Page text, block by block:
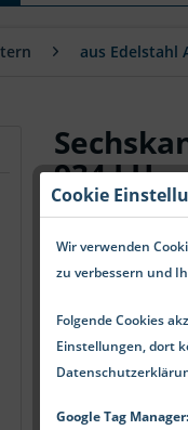
aus Edelstahl
934 LH
Cookie
Wir verwenden
zu verbessern und
Folgende Cookies
Einstellungen, dort
Google Tag Manager: